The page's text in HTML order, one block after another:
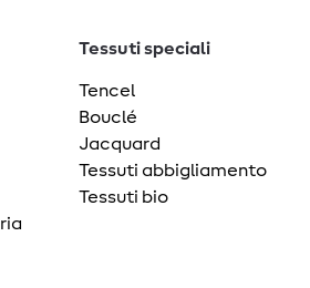
Tessuti speciali
Tencel
Bouclé
Jacquard
Tessuti abbigliamento
Tessuti bio